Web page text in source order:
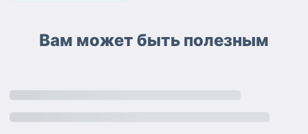
Вам может быть полезным